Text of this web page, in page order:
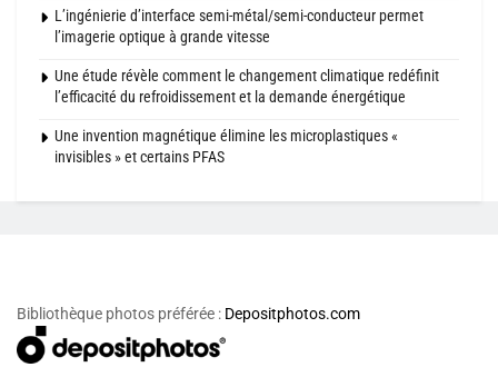
L’ingénierie d’interface semi-métal/semi-conducteur permet
l’imagerie optique à grande vitesse
Une étude révèle comment le changement climatique redéfinit
l’efficacité du refroidissement et la demande énergétique
Une invention magnétique élimine les microplastiques «
invisibles » et certains PFAS
Bibliothèque photos préférée : Depositphotos.com